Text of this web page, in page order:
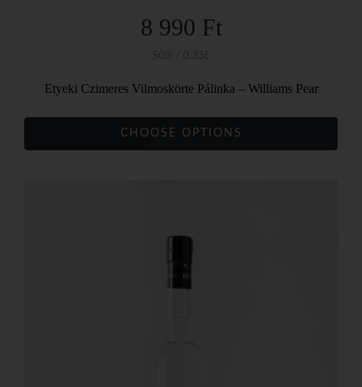
8 990 Ft
Etyeki Czimeres Vilmoskörte Pálinka – Williams Pear
CHOOSE OPTIONS